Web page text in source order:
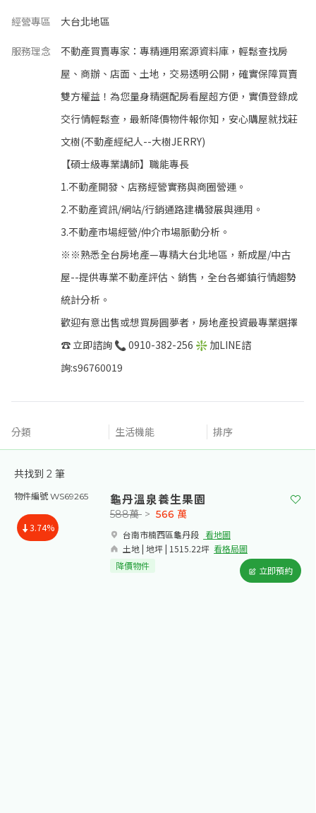
經營專區 大台北地區
服務理念
不動產買賣專家：專精運用案源資料庫，輕鬆查找房
屋、商辦、店面、土地，交易透明公開，確實保障買賣
雙方權益！為您量身精選配房看屋超方便，實價登錄成
交行情輕鬆查，最新降價物件報你知，安心購屋就找莊
文樹(不動產經紀人--大樹JERRY)
【碩士級專業講師】職能專長
1.不動產開發、店務經營實務與商圈營運。
2.不動產資訊/網站/行銷通路建構發展與運用。
3.不動產市場經營/仲介市場脈動分析。
※※熟悉全台房地產—專精大台北地區，新成屋/中古
屋--提供專業不動產評估、銷售，全台各鄉鎮行情趨勢
統計分析。
歡迎有意出售或想買房圓夢者，房地產投資最專業選擇
☎ 立即諮詢 📞 0910-382-256 ❇ 加LINE諮
詢:s96760019
分類 生活機能 排序
共找到 2 筆
物件編號 WS69265
3.74%
龜丹溫泉養生果園
台南市楠西區龜丹段​ 看地圖
土地 | 地坪 | 1515.22坪 看格局圖
588萬 > 566 萬
降價物件 立即預約